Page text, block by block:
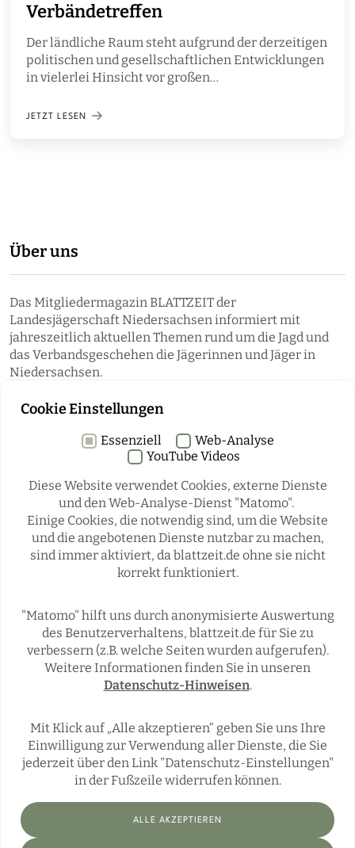
Verbändetreffen
Der ländliche Raum steht aufgrund der derzeitigen
politischen und gesellschaftlichen Entwicklungen
in vielerlei Hinsicht vor großen
Schulterschluss der dort wirkenden Akteure
JETZT LESEN
Über uns
Das Mitgliedermagazin BLATTZEIT der
Landesjägerschaft Niedersachsen informiert mit
jahreszeitlich aktuellen Themen rund um die Jagd und
das Verbandsgeschehen die Jägerinnen und Jäger in
Niedersachsen.
Rubriken
ÜBERREGIONAL
REPORTAGEN
WILDTIERE
ÜBRIGENS
Impressum Datenschutz-Einstellungen
Cookie Einstellungen
Essenziell
Web-Analyse
YouTube Videos
Diese Website verwendet Cookies, externe Dienste
und den Web-Analyse-Dienst "Matomo".
Einige Cookies, die notwendig sind, um die Website
und die angebotenen Dienste nutzbar zu machen,
sind immer aktiviert, da blattzeit.de ohne sie nicht
korrekt funktioniert.
"Matomo" hilft uns durch anonymisierte Auswertung
des Benutzerverhaltens, blattzeit.de für Sie zu
verbessern (z.B. welche Seiten wurden aufgerufen).
Weitere Informationen finden Sie in unseren
Datenschutz-Hinweisen.
Mit Klick auf „Alle akzeptieren“ geben Sie uns Ihre
Einwilligung zur Verwendung aller Dienste, die Sie
jederzeit über den Link "Datenschutz-Einstellungen"
in der Fußzeile widerrufen können.
ALLE AKZEPTIEREN